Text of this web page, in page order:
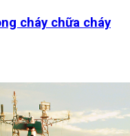
cháy chữa cháy